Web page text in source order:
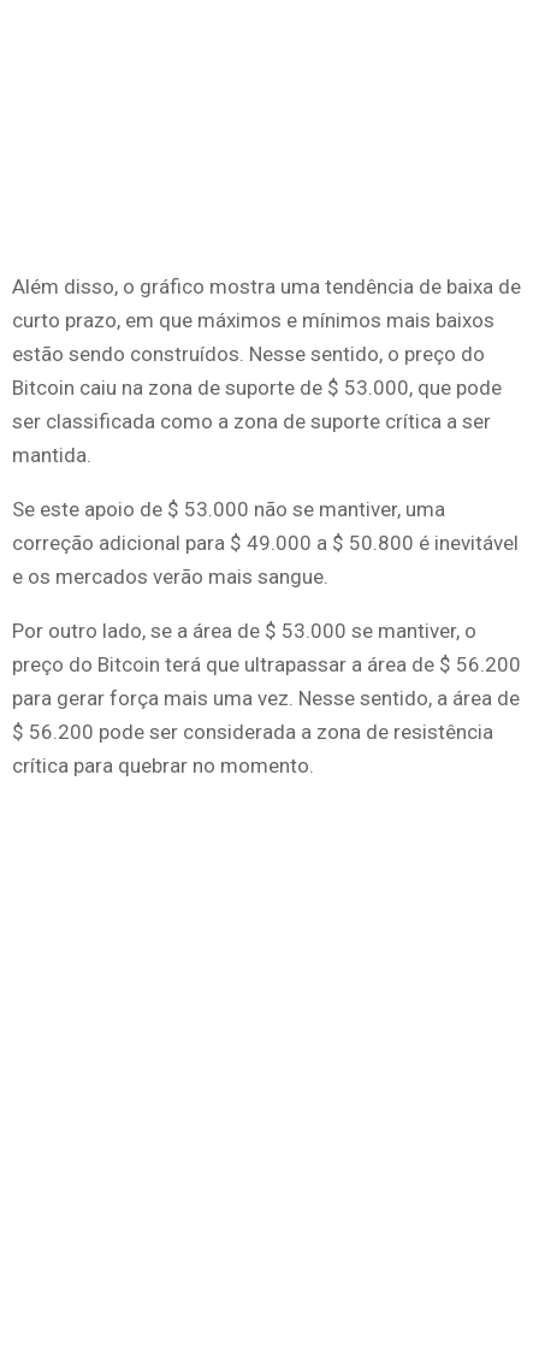
Além disso, o gráfico mostra uma tendência de baixa de
curto prazo, em que máximos e mínimos mais baixos
estão sendo construídos. Nesse sentido, o preço do
Bitcoin caiu na zona de suporte de $ 53.000, que pode
ser classificada como a zona de suporte crítica a ser
mantida.
Se este apoio de $ 53.000 não se mantiver, uma
correção adicional para $ 49.000 a $ 50.800 é inevitável
e os mercados verão mais sangue.
Por outro lado, se a área de $ 53.000 se mantiver, o
preço do Bitcoin terá que ultrapassar a área de $ 56.200
para gerar força mais uma vez. Nesse sentido, a área de
$ 56.200 pode ser considerada a zona de resistência
crítica para quebrar no momento.